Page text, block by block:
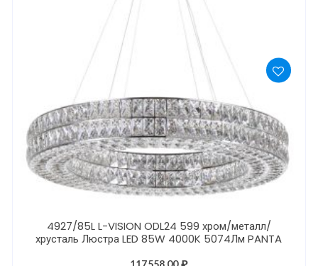
4927/85L L-VISION ODL24 599 хром/металл/
хрусталь Люстра LED 85W 4000K 5074Лм PANTA